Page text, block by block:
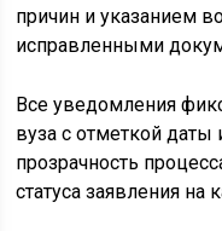
причин и указанием
исправленными
Все уведомления
вуза с отметкой даты
прозрачность
статуса заявления на